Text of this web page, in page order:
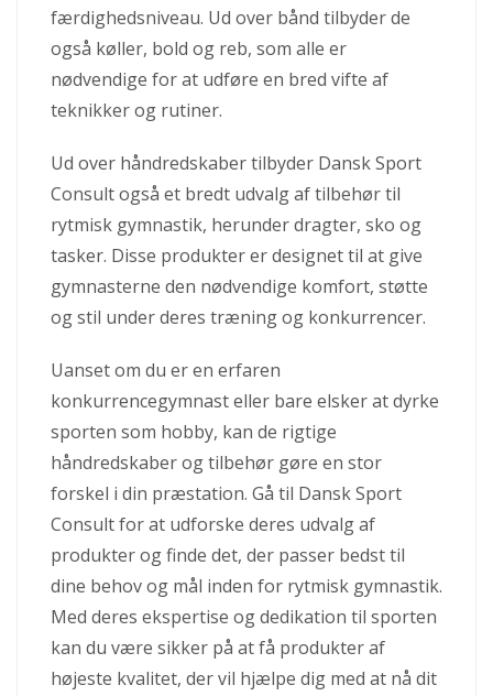
færdighedsniveau. Ud over bånd tilbyder de
også køller, bold og reb, som alle er
nødvendige for at udføre en bred vifte af
teknikker og rutiner.
Ud over håndredskaber tilbyder Dansk Sport
Consult også et bredt udvalg af tilbehør til
rytmisk gymnastik, herunder dragter, sko og
tasker. Disse produkter er designet til at give
gymnasterne den nødvendige komfort, støtte
og stil under deres træning og konkurrencer.
Uanset om du er en erfaren
konkurrencegymnast eller bare elsker at dyrke
sporten som hobby, kan de rigtige
håndredskaber og tilbehør gøre en stor
forskel i din præstation. Gå til Dansk Sport
Consult for at udforske deres udvalg af
produkter og finde det, der passer bedst til
dine behov og mål inden for rytmisk gymnastik.
Med deres ekspertise og dedikation til sporten
kan du være sikker på at få produkter af
højeste kvalitet, der vil hjælpe dig med at nå dit